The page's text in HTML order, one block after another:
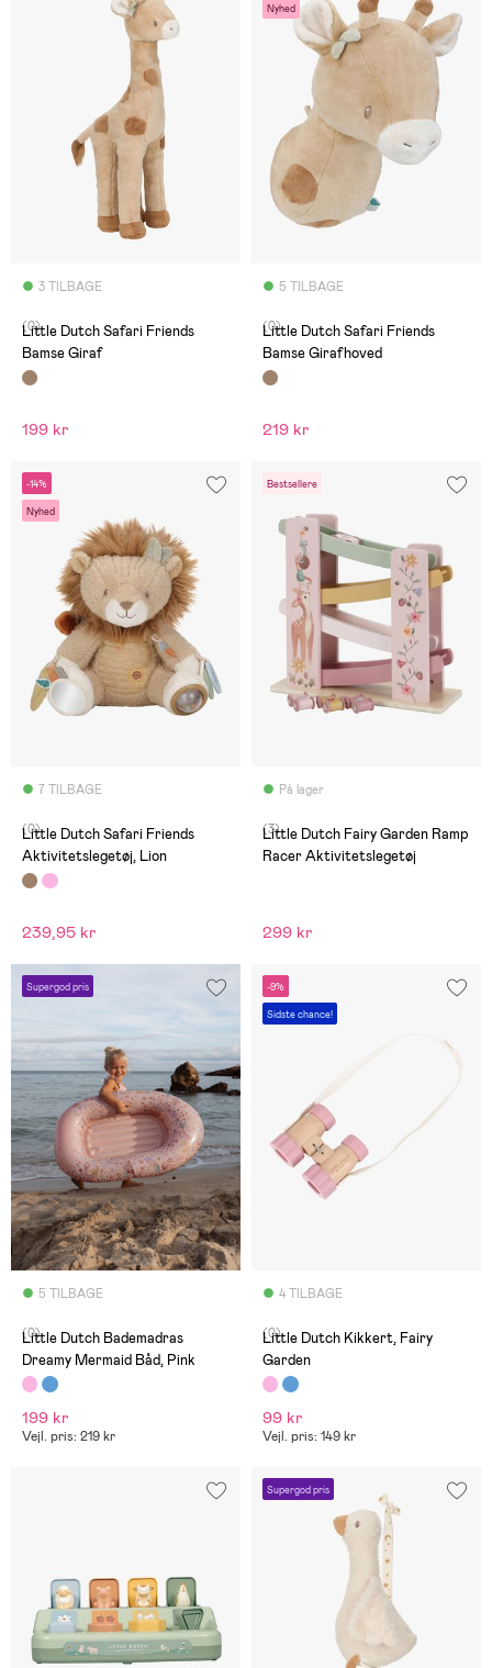
3 TILBAGE
(0)
Little Dutch Safari Friends
Bamse Giraf
199 kr
Nyhed
5 TILBAGE
(0)
Little Dutch Safari Friends
Bamse Girafhoved
219 kr
-14%
Nyhed
7 TILBAGE
(0)
Little Dutch Safari Friends
Aktivitetslegetøj, Lion
239,95 kr
Bestsellere
På lager
(3)
Little Dutch Fairy Garden Ramp
Racer Aktivitetslegetøj
299 kr
Supergod pris
5 TILBAGE
(0)
Little Dutch Bademadras
Dreamy Mermaid Båd, Pink
199 kr
Vejl. pris: 219 kr
-9%
Sidste chance!
4 TILBAGE
(0)
Little Dutch Kikkert, Fairy
Garden
99 kr
Vejl. pris: 149 kr
Supergod pris